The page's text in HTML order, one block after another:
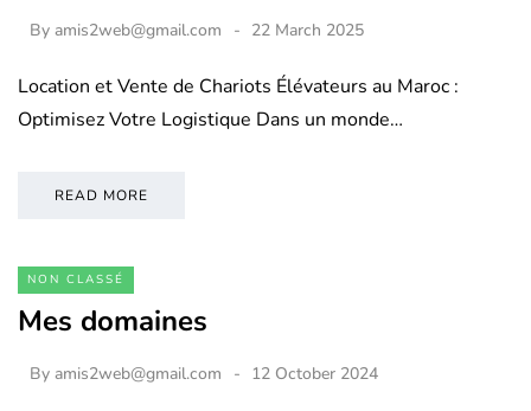
By amis2web@gmail.com 22 March 2025
Location et Vente de Chariots Élévateurs au Maroc :
Optimisez Votre Logistique Dans un monde…
READ MORE
NON CLASSÉ
Mes domaines
By amis2web@gmail.com 12 October 2024